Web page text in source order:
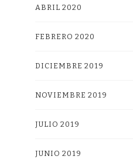
ABRIL 2020
FEBRERO 2020
DICIEMBRE 2019
NOVIEMBRE 2019
JULIO 2019
JUNIO 2019